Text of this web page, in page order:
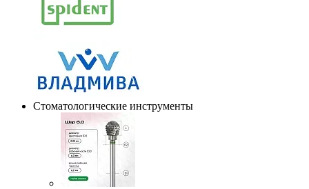
Стоматологические инструменты